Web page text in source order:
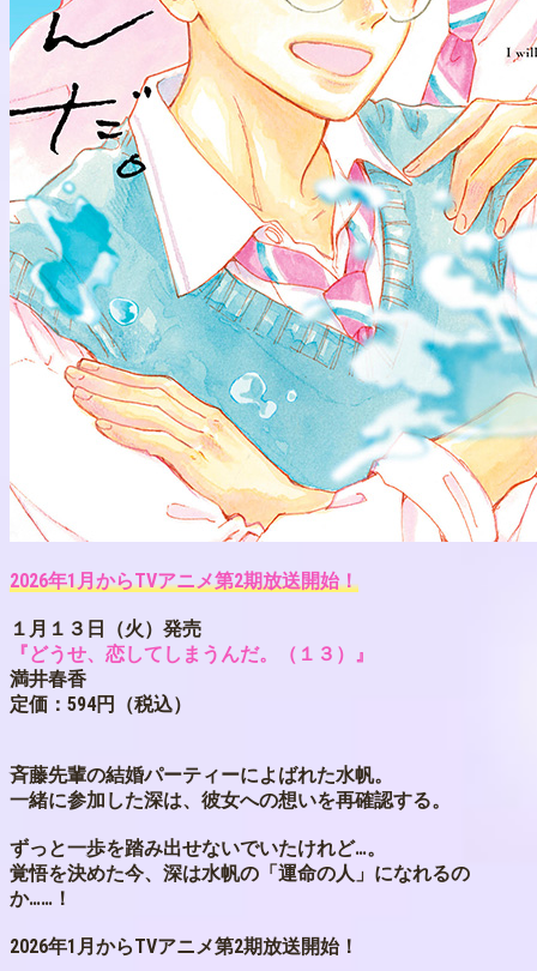
2026年1月からTVアニメ第2期放送開始！
１月１３日（火）発売
『どうせ、恋してしまうんだ。（１３）』
満井春香
定価：594円（税込）
斉藤先輩の結婚パーティーによばれた水帆。
一緒に参加した深は、彼女への想いを再確認する。
ずっと一歩を踏み出せないでいたけれど…。
覚悟を決めた今、深は水帆の「運命の人」になれるの
か……！
2026年1月からTVアニメ第2期放送開始！